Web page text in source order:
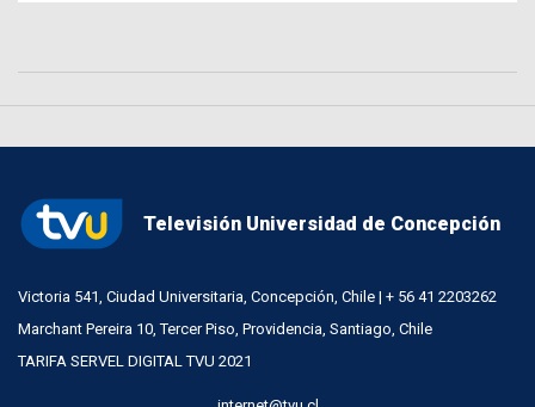
Televisión Universidad de Concepción
Victoria 541, Ciudad Universitaria, Concepción, Chile | + 56 41 2203262
Marchant Pereira 10, Tercer Piso, Providencia, Santiago, Chile
TARIFA SERVEL DIGITAL TVU 2021